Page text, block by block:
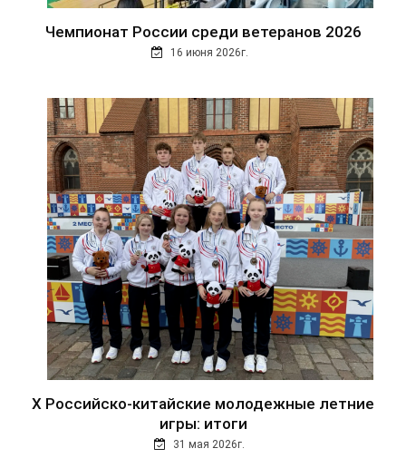
Чемпионат России среди ветеранов 2026
16 июня 2026г.
Х Российско-китайские молодежные летние
игры: итоги
31 мая 2026г.